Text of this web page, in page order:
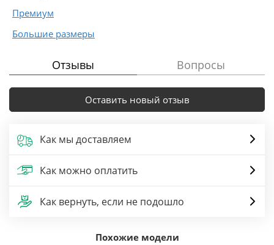
Премиум
Большие размеры
Отзывы Вопросы
Оставить новый отзыв
Как мы доставляем
Как можно оплатить
Как вернуть, если не подошло
Похожие модели